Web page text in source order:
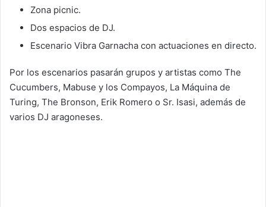
Zona picnic.
Dos espacios de DJ.
Escenario Vibra Garnacha con actuaciones en directo.
Por los escenarios pasarán grupos y artistas como The
Cucumbers, Mabuse y los Compayos, La Máquina de
Turing, The Bronson, Erik Romero o Sr. Isasi, además de
varios DJ aragoneses.